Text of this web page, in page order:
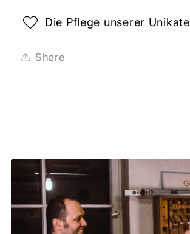
Die Pflege unserer Unikate
Share